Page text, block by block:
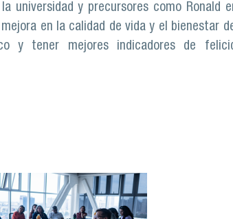
universidad y precursores como Ronald
en la calidad de vida y el bienestar
y tener mejores indicadores de